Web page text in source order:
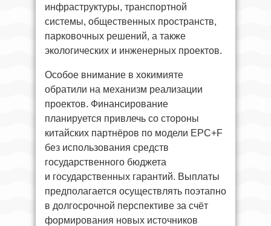
инфраструктуры, транспортной
системы, общественных пространств,
парковочных решений, а также
экологических и инженерных проектов.
Особое внимание в хокимияте
обратили на механизм реализации
проектов. Финансирование
планируется привлечь со стороны
китайских партнёров по модели EPC+F
без использования средств
государственного бюджета
и государственных гарантий. Выплаты
предполагается осуществлять поэтапно
в долгосрочной перспективе за счёт
формирования новых источников